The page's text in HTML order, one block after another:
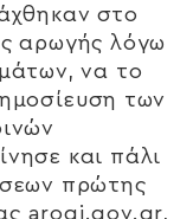
στο
αρωγής λόγω
να το
των
και πάλι
πρώτης
arogi.gov.gr,